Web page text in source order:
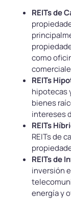
REITs de
como
REITs
hipotecas
bienes
intereses
REITs
REITs de
REITs de
inversión
energía y